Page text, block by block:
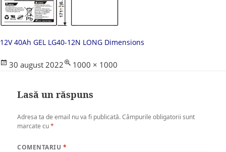
12V 40Ah GEL LG40-12N LONG Dimensions
Posted
30 august 2022
Full
1000 × 1000
Lasă un răspuns
Adresa ta de email nu va fi publicată. Câmpurile obligatorii sunt
marcate cu*
COMENTARIU *